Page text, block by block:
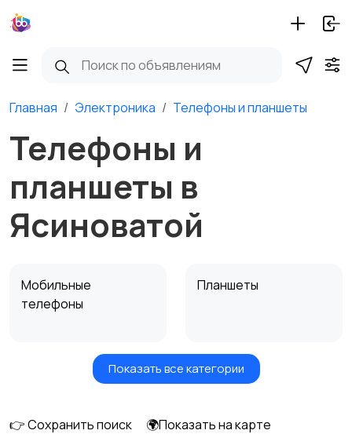
Главная Электроника Телефоны и планшеты
Телефоны и
планшеты в
Ясиноватой
Мобильные
телефоны
Планшеты
Умные часы и
Стационарные
Показать все категории
👉 Сохранить поиск
🌍Показать на карте